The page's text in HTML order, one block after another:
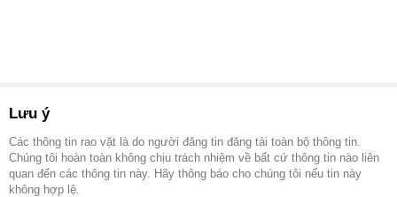
Lưu ý
Các thông tin rao vặt là do người đăng tin đăng tải toàn bộ thông tin.
Chúng tôi hoàn toàn không chịu trách nhiệm về bất cứ thông tin nào liên
quan đến các thông tin này. Hãy thông báo cho chúng tôi nếu tin này
không hợp lệ.